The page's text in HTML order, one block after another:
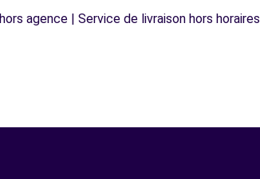
agence | Service de livraison hors horaires